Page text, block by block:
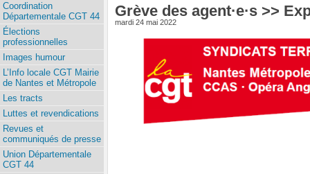
Grève des agent·e·s >>
mardi 24 mai 2022
Coordination
Départementale CGT 44
Élections
professionnelles
Images humour
L’Info locale CGT Mairie
de Nantes et Métropole
Les tracts
Luttes et revendications
Revues et
communiqués de presse
Union Départementale
CGT 44